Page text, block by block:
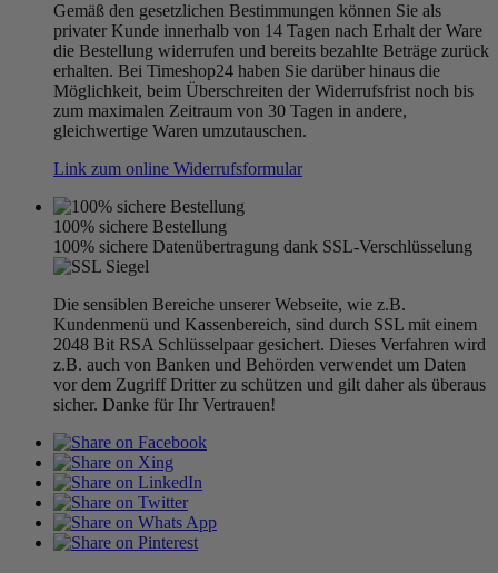
Gemäß den gesetzlichen Bestimmungen können Sie als
privater Kunde innerhalb von 14 Tagen nach Erhalt der Ware
die Bestellung widerrufen und bereits bezahlte Beträge zurück
erhalten. Bei Timeshop24 haben Sie darüber hinaus die
Möglichkeit, beim Überschreiten der Widerrufsfrist noch bis
zum maximalen Zeitraum von 30 Tagen in andere,
gleichwertige Waren umzutauschen.
Link zum online Widerrufsformular
100% sichere Bestellung
100% sichere Datenübertragung dank SSL-Verschlüsselung
Die sensiblen Bereiche unserer Webseite, wie z.B.
Kundenmenü und Kassenbereich, sind durch SSL mit einem
2048 Bit RSA Schlüsselpaar gesichert. Dieses Verfahren wird
z.B. auch von Banken und Behörden verwendet um Daten
vor dem Zugriff Dritter zu schützen und gilt daher als überaus
sicher. Danke für Ihr Vertrauen!